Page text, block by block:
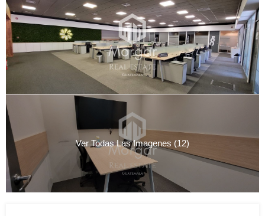
Ver Todas Las Imagenes (12)